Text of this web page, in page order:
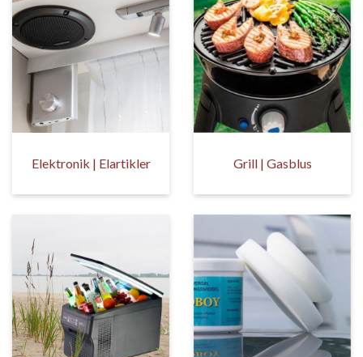
Elektronik | Elartikler Grill | Gasblus